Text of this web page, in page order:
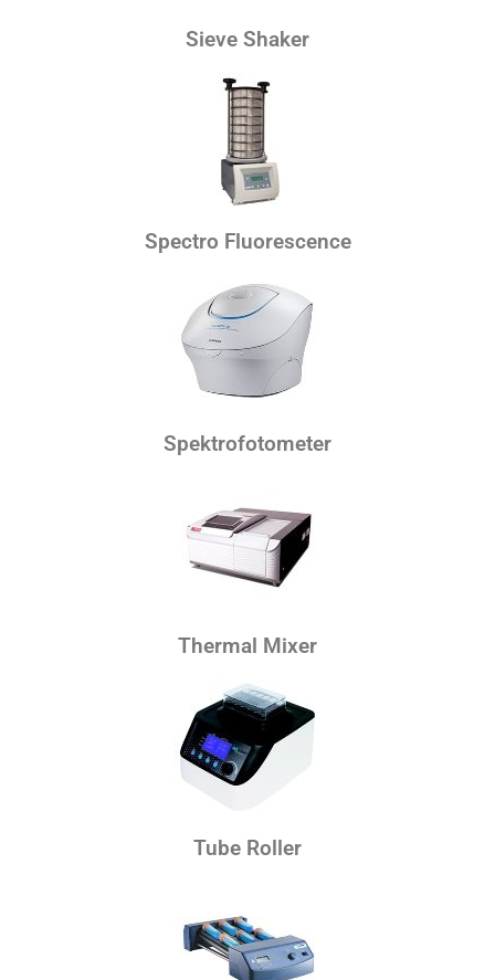
Sieve Shaker
Spectro Fluorescence
Spektrofotometer
Thermal Mixer
Tube Roller